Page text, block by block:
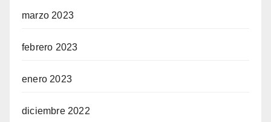
marzo 2023
febrero 2023
enero 2023
diciembre 2022